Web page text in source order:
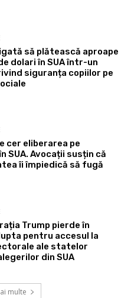
să plătească aproape
dolari în SUA într-un
siguranța copiilor pe
cer eliberarea pe
SUA. Avocații susțin că
îi împiedică să fugă
Trump pierde în
pentru accesul la
ale statelor
din SUA
multe